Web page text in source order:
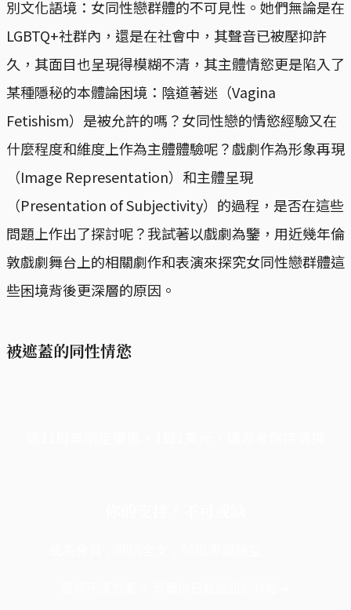
別文化語境：女同性戀群體的不可見性。她們無論是在
LGBTQ+社群內，還是在社會中，其聲音已被壓抑許
久，其面目也呈現得模糊不清，其主體情慾更是陷入了
某種隱秘的本體論困境：陰道著迷（Vagina
Fetishism）是被允許的嗎？女同性戀的情慾經驗又在
什麼程度和維度上作為主體體驗呢？戲劇作為形象再現
（Image Representation）和主體呈現
（Presentation of Subjectivity）的過程，是否在這些
問題上作出了探討呢？我試著以戲劇為鑒，用近幾年倫
敦戲劇舞台上的相關劇作和表演來探究女同性戀群體這
些困境背後更深層的原因。
被遮蓋的同性情慾